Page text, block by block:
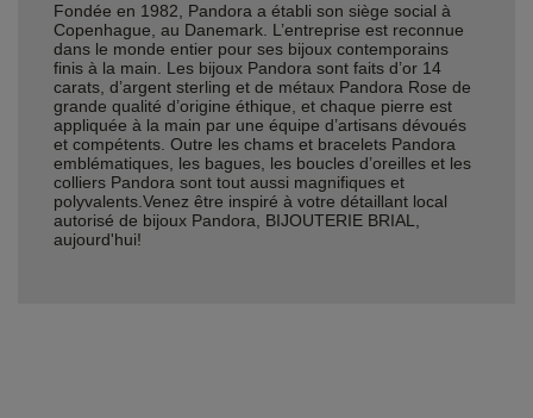
Fondée en 1982, Pandora a établi son siège social à
Copenhague, au Danemark. L’entreprise est reconnue
dans le monde entier pour ses bijoux contemporains
finis à la main. Les bijoux Pandora sont faits d’or 14
carats, d’argent sterling et de métaux Pandora Rose de
grande qualité d’origine éthique, et chaque pierre est
appliquée à la main par une équipe d’artisans dévoués
et compétents. Outre les chams et bracelets Pandora
emblématiques, les bagues, les boucles d’oreilles et les
colliers Pandora sont tout aussi magnifiques et
polyvalents.Venez être inspiré à votre détaillant local
autorisé de bijoux Pandora, BIJOUTERIE BRIAL,
aujourd'hui!